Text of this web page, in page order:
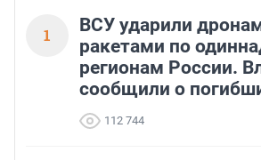
1
ВСУ ударили
ракетами по
регионам России.
сообщили о
112 744